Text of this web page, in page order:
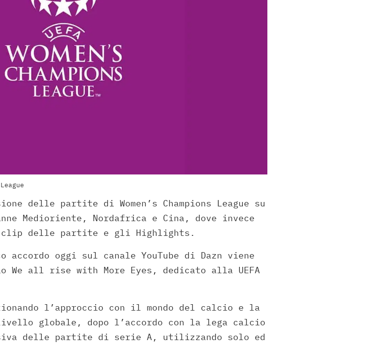
delle partite di Women’s Champions League su
Medioriente, Nordafrica e Cina, dove invece
clip delle partite e gli Highlights.
accordo oggi sul canale YouTube di Dazn viene
We all rise with More Eyes, dedicato alla UEFA
l’approccio con il mondo del calcio e la
globale, dopo l’accordo con la lega calcio
delle partite di serie A, utilizzando solo ed